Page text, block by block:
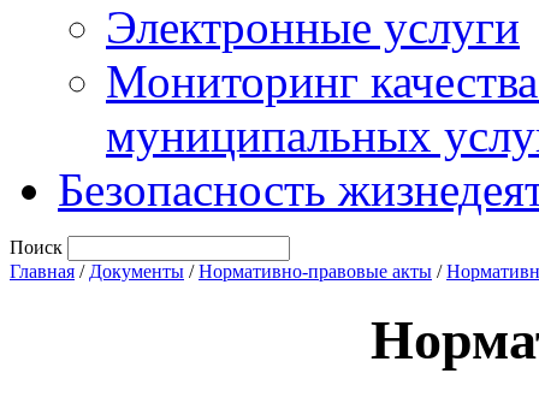
Электронные услуги
Мониторинг
муниципальных
Безопасность
Поиск
Главная / Документы /Нормативно-правовые акты /